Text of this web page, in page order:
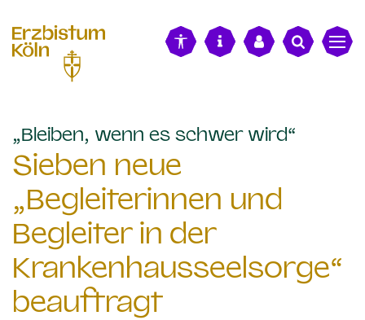
„Bleiben, wenn es schwer wird“
Sieben neue
„Begleiterinnen und
Begleiter in der
Krankenhausseelsorge“
beauftragt